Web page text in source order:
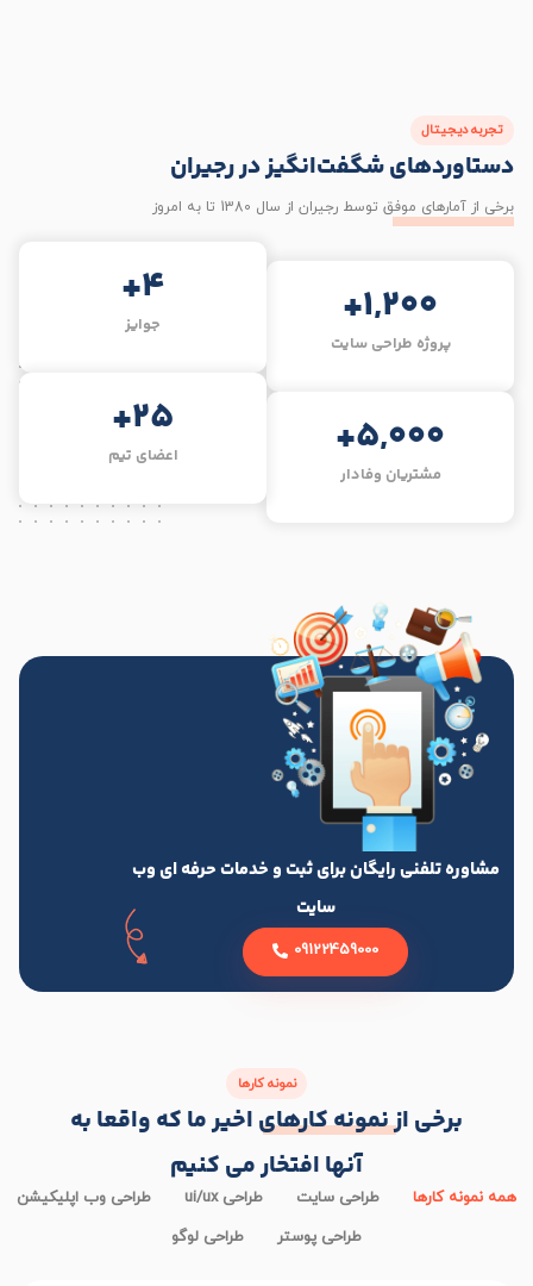
تجربه دیجیتال
دستاوردهایشگفت‌انگیزدر رجیران
برخی از آمارهای موفق توسط رجیران از سال 1380 تا به امروز
1,200
+
پروژه طراحی سایت
5,000
+
مشتریان وفادار
4
+
جوایز
25
+
اعضای تیم
مشاوره تلفنی رایگان برای ثبت و خدمات حرفه ای وب
سایت
09122459000
نمونه کارها
برخی ازنمونه کارهایاخیر ما که واقعا به
آنها افتخار می کنیم
همه نمونه کارها طراحی سایت طراحی ui/ux
طراحی وب اپلیکیشن
طراحی پوستر
طراحی لوگو